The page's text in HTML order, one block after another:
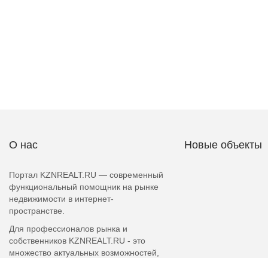
О нас
Портал KZNREALT.RU — современный
функциональный помощник на рынке
недвижимости в интернет-
пространстве.
Для профессионалов рынка и
собственников KZNREALT.RU - это
множество актуальных возможностей,
Новые объекты